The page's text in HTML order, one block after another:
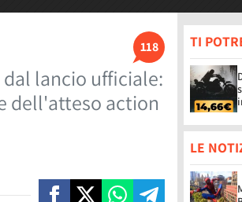
118
dal lancio ufficiale:
dell'atteso action
TI
LE